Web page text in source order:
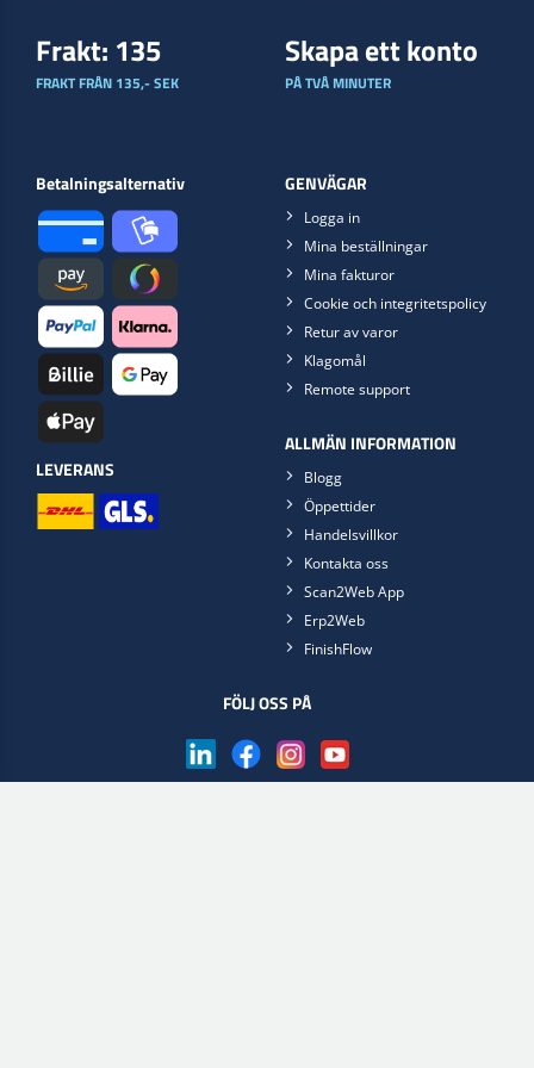
Frakt: 135
FRAKT FRÅN 135,- SEK
Skapa ett konto
PÅ TVÅ MINUTER
Betalningsalternativ
LEVERANS
GENVÄGAR
Logga in
Mina beställningar
Mina fakturor
Cookie och integritetspolicy
Retur av varor
Klagomål
Remote support
ALLMÄN INFORMATION
Blogg
Öppettider
Handelsvillkor
Kontakta oss
Scan2Web App
Erp2Web
FinishFlow
FÖLJ OSS PÅ